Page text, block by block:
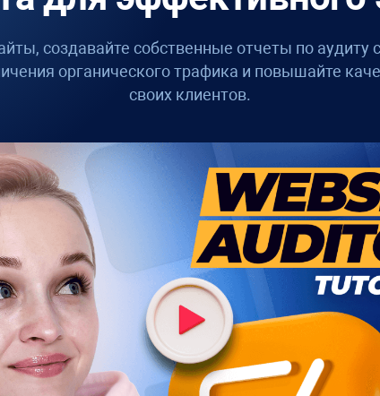
создавайте собственные отчеты по аудиту
органического трафика и повышайте
своих клиентов.